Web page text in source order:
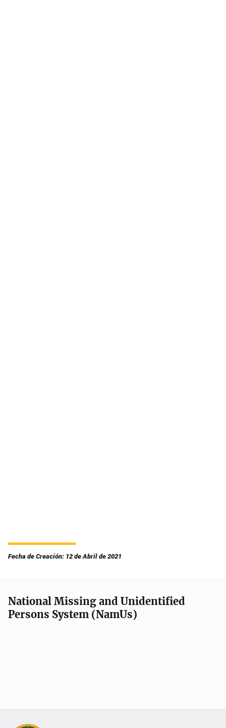
Fecha de Creación: 12 de Abril de 2021
National Missing and Unidentified
Persons System (NamUs)